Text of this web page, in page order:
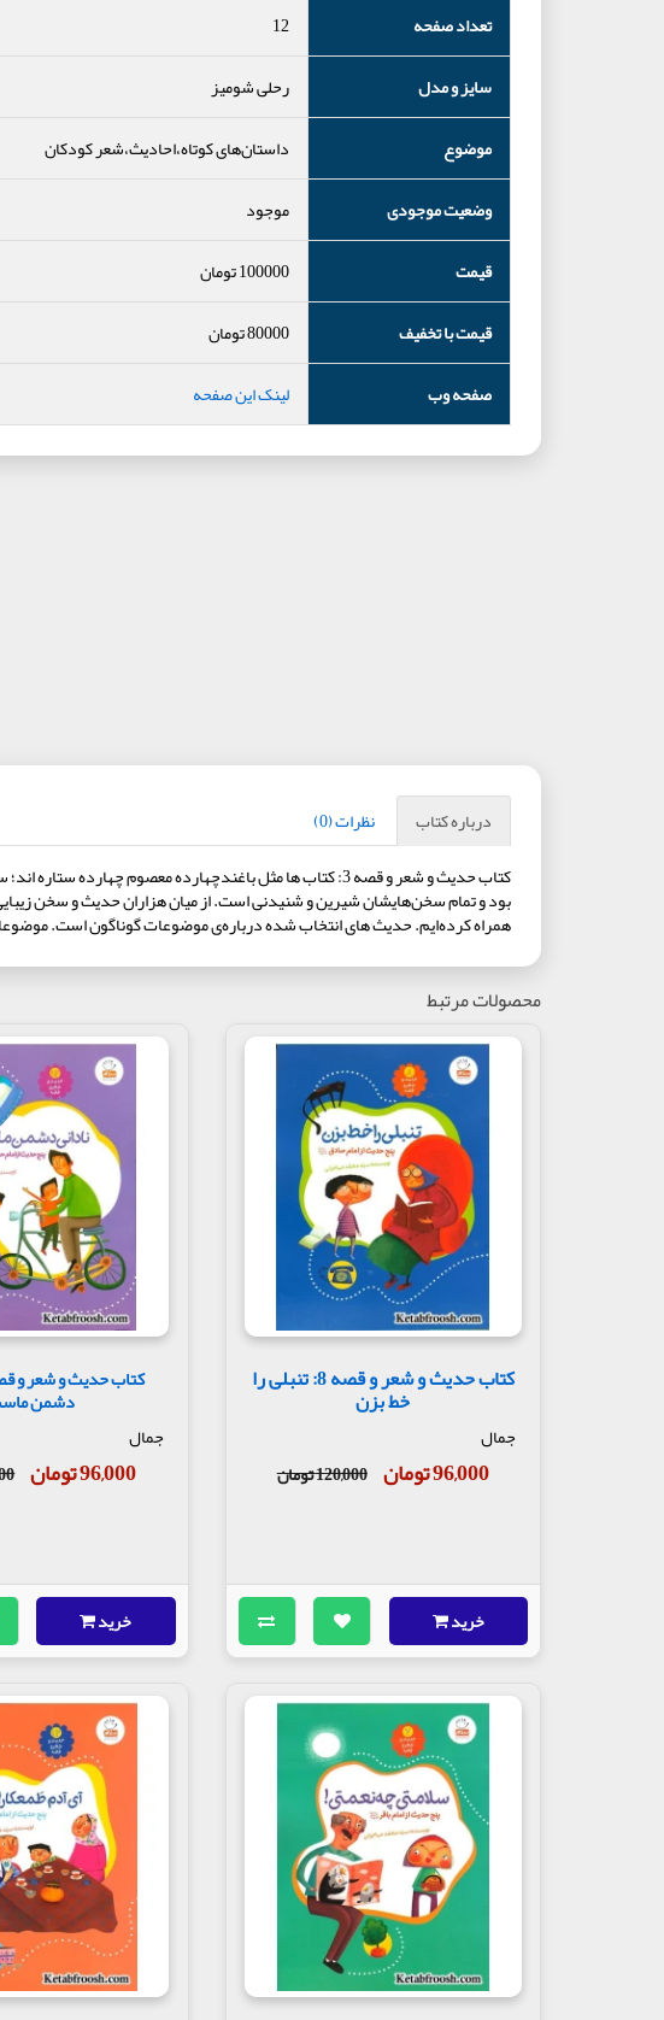
تعداد صفحه
12
سایز و مدل
رحلی شومیز
موضوع
داستان‌های کوتاه،احادیث،شعر کودکان
وضعیت موجودی
موجود
قیمت
100000تومان
قیمت با تخفیف
80000تومان
صفحه وب
لینک این صفحه
درباره کتاب
نظرات (0)
کتاب حدیث و شعر و قصه 3: کتاب ها مثل باغندچهارده معصوم
بود و تمام سخن‌هایشان شیرین و شنیدنی است. از میان هزاران حدیث و سخن
همراه کرده‌ایم. حدیث٬های انتخاب شده درباره‌ی موضوعات گوناگون است. موضوعاتی که از کودکی تا بزرگی همیشه با آن‌ها...
محصولات مرتبط
کتاب حدیث و شعر و قصه 8: تنبلی را
خط بزن
جمال
96,000 تومان 120,000 تومان
خرید
دشمن
جمال
96,000 تومان
خرید